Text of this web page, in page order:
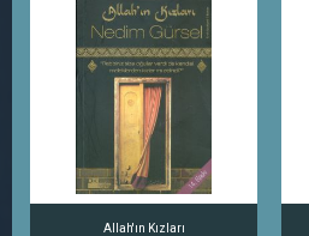
Allah'ın Kızları